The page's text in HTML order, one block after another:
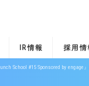
IR情報 採用情
School #15 Sponsored by